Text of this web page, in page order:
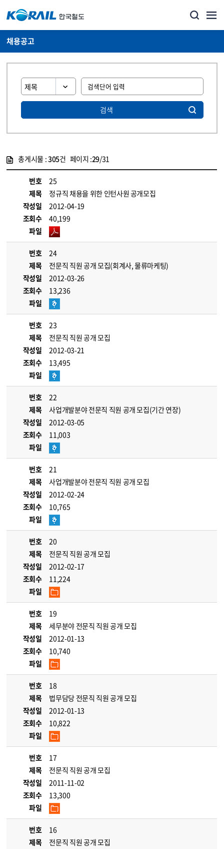
채용공고
검색
총게시물 :305건 페이지 :29/31
번호
25
제목
정규직 채용을 위한 인턴사원 공개모집
작성일
2012-04-19
조회수
40,199
파일
번호
24
제목
전문직 직원 공개 모집(회계사, 물류마케팅)
작성일
2012-03-26
조회수
13,236
파일
번호
23
제목
전문직 직원 공개 모집
작성일
2012-03-21
조회수
13,495
파일
번호
22
제목
사업개발분야 전문직 직원 공개 모집(기간 연장)
작성일
2012-03-05
조회수
11,003
파일
번호
21
제목
사업개발분야 전문직 직원 공개 모집
작성일
2012-02-24
조회수
10,765
파일
번호
20
제목
전문직 직원 공개 모집
작성일
2012-02-17
조회수
11,224
파일
번호
19
제목
세무분야 전문직 직원 공개 모집
작성일
2012-01-13
조회수
10,740
파일
번호
18
제목
법무담당 전문직 직원 공개 모집
작성일
2012-01-13
조회수
10,822
파일
번호
17
제목
전문직 직원 공개 모집
작성일
2011-11-02
조회수
13,300
파일
번호
16
제목
전문직 직원 공개 모집